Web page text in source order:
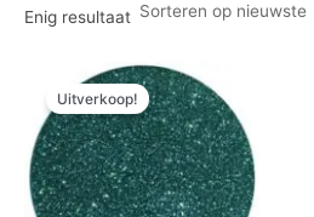
Enig resultaat
Uitverkoop!
Oorspronkelijke
prijs
was:
€ 3,57.
Huidige
prijs
is:
€ 1,79.